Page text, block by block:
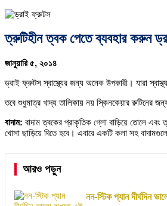
ত্রুটিহীন ত্বক পেতে ব্যবহার করুন
জানুয়ারি ৫, ২০১৪
ড্রাই ফ্রুটস স্বাস্থ্যের জন্য অনেক উপকারী। যারা
তবে শুধুমাত্র খাদ্য তালিকায় নয় স্কিনকেয়ার
বাদাম: বাদাম ত্বকের প্রাকৃতিক গ্লো বাড়িয়ে তোলে এবং
খোসা ছাড়িয়ে দিতে হবে। এবারে একটি কলা সহ
আরও পড়ুন
নন-স্টিক প্যান দীর্ঘদিন